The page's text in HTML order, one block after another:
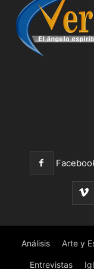
Análisis Arte y
Entrevistas